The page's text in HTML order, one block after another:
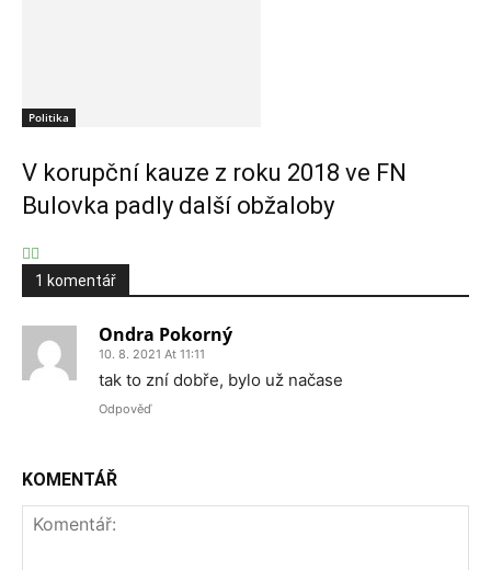
Politika
V korupční kauze z roku 2018 ve FN
Bulovka padly další obžaloby
1 komentář
Ondra Pokorný
10. 8. 2021 At 11:11
tak to zní dobře, bylo už načase
Odpověď
KOMENTÁŘ